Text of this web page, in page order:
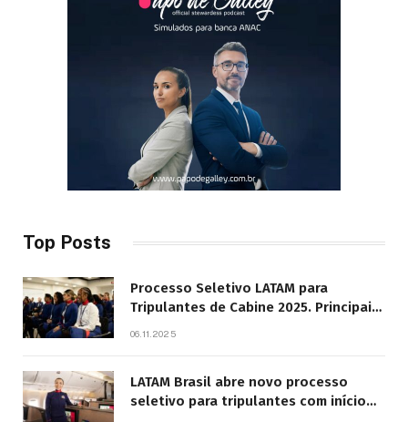
Top Posts
Processo Seletivo LATAM para
Tripulantes de Cabine 2025. Principais
06.11.2025
LATAM Brasil abre novo processo
seletivo para tripulantes com início